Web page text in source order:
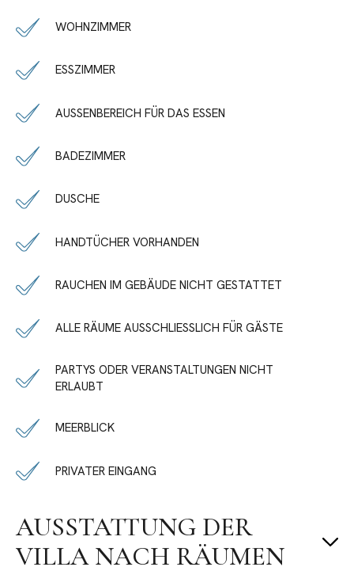
WOHNZIMMER
ESSZIMMER
AUSSENBEREICH FÜR DAS ESSEN
BADEZIMMER
DUSCHE
HANDTÜCHER VORHANDEN
RAUCHEN IM GEBÄUDE NICHT GESTATTET
ALLE RÄUME AUSSCHLIESSLICH FÜR GÄSTE
PARTYS ODER VERANSTALTUNGEN NICHT
ERLAUBT
MEERBLICK
PRIVATER EINGANG
AUSSTATTUNG DER
VILLA NACH RÄUMEN